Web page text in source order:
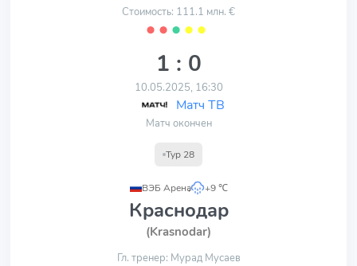
Стоимость: 111.1 млн. €
⬤ ⬤ ⬤ ⬤ ⬤
1 : 0
10.05.2025, 16:30
Матч ТВ
Матч окончен
Тур 28
ВЭБ Арена
, +9 ℃
Краснодар
(Krasnodar)
Гл. тренер: Мурад Мусаев